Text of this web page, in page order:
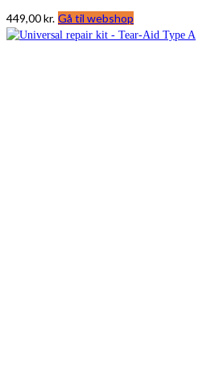
449,00kr. Gå til webshop